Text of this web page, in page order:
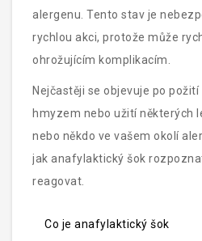
alergenu. Tento stav je
rychlou akci, protože může
ohrožujícím komplikacím.
Nejčastěji se objevuje po
hmyzem nebo užití některých
nebo někdo ve vašem okolí
jak anafylaktický šok
reagovat.
Co je anafylaktický šok